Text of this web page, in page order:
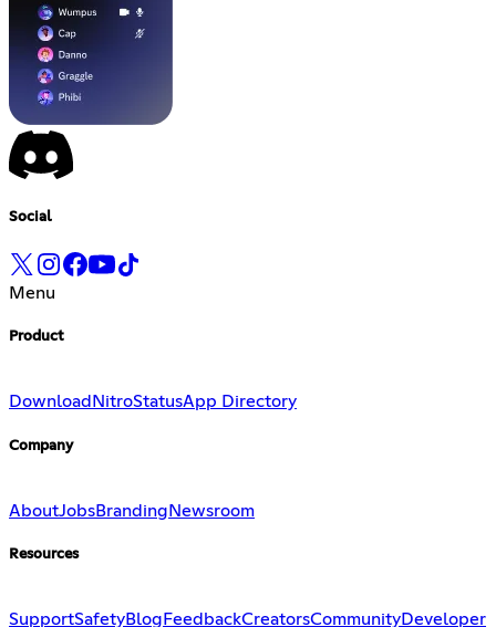
Social
Menu
Product
Download NitroStatusApp Directory
Company
AboutJobsBranding Newsroom
Resources
SupportSafetyBlog FeedbackCreatorsCommunityDeveloper